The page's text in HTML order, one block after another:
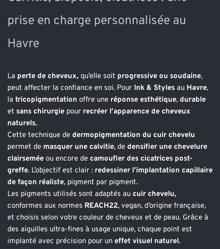
prise en charge personnalisée au
Havre
La perte de cheveux, qu’elle soit progressive ou soudaine,
peut affecter la confiance en soi. Pour Ink & Styles au Havre,
la tricopigmentation offre une réponse esthétique,
et sans chirurgie pour recréer l’apparence de cheveux
naturels.
Cette technique de
permet de masquer une calvitie, de densifier une chevelure
clairsemée ou encore de camoufler des cicatrices post-
greffe. L’objectif est clair : redessiner l’implantation capillaire
de façon réaliste, pigment par pigment.
Les pigments utilisés sont adaptés au
conformes aux normes REACH22, vegan, d’origine française,
et choisis selon votre couleur de cheveux et de peau. Grâce à
des aiguilles ultra-fines à usage unique, chaque point est
implanté avec précision pour un effet visuel naturel.